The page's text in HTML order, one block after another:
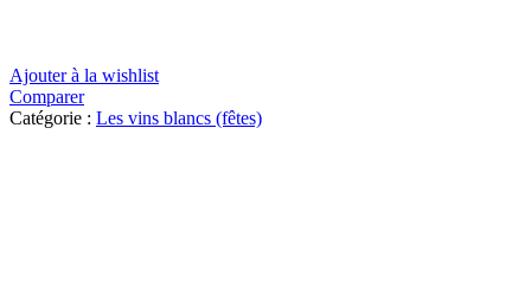
Ajouter à la wishlist
Comparer
Catégorie : Les vins blancs (fêtes)